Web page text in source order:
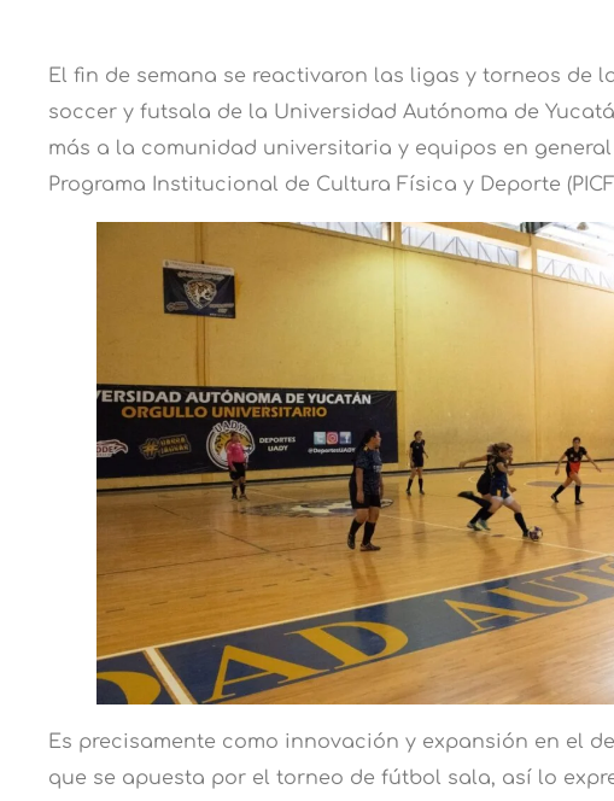
El fin de semana se reactivaron las ligas y torneos de
soccer y futsala de la Universidad Autónoma de
más a la comunidad universitaria y equipos en
Programa Institucional de Cultura Física y Deporte
Es precisamente como innovación y expansión en el
que se apuesta por el torneo de fútbol sala, así lo